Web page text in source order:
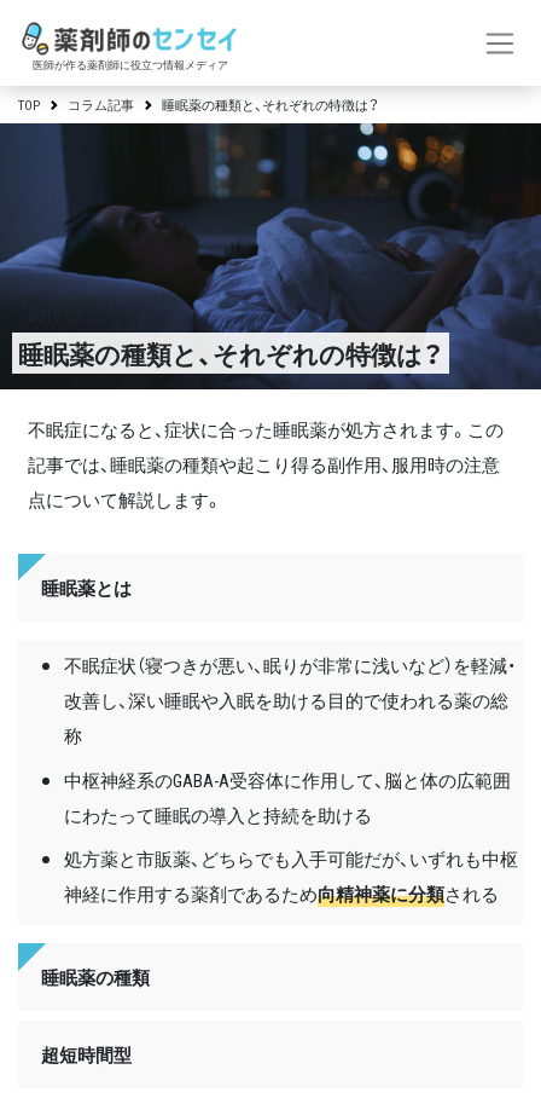
医師が作る薬剤師に役立つ情報メディア
TOP コラム記事 睡眠薬の種類と、それぞれの特徴は？
睡眠薬の種類と、それぞれの特徴は？
不眠症になると、症状に合った睡眠薬が処方されます。この
記事では、睡眠薬の種類や起こり得る副作用、服用時の注意
点について解説します。
睡眠薬とは
不眠症状（寝つきが悪い、眠りが非常に浅いなど）を軽減・
改善し、深い睡眠や入眠を助ける目的で使われる薬の総
称
中枢神経系のGABA-A受容体に作用して、脳と体の広範囲
にわたって睡眠の導入と持続を助ける
処方薬と市販薬、どちらでも入手可能だが、いずれも中枢
神経に作用する薬剤であるため向精神薬に分類される
睡眠薬の種類
超短時間型